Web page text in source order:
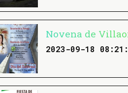
Novena de
2023-09-18